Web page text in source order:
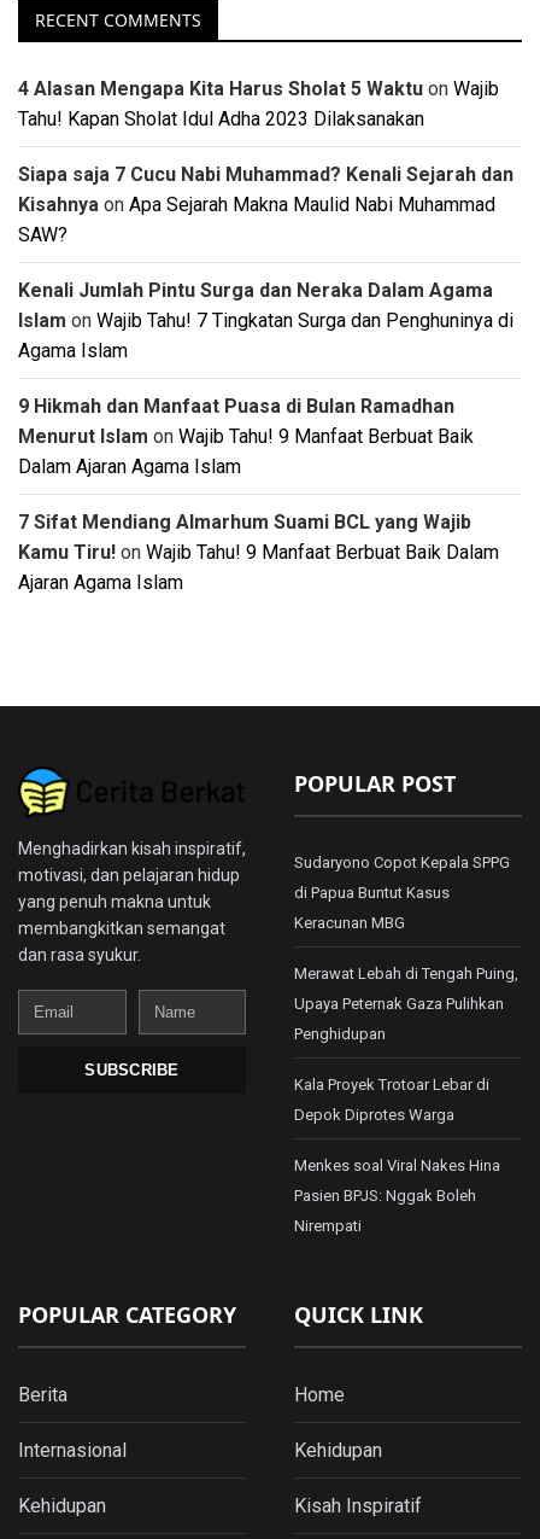
RECENT COMMENTS
4 Alasan Mengapa Kita Harus Sholat 5 Waktu on Wajib
Tahu! Kapan Sholat Idul Adha 2023 Dilaksanakan
Siapa saja 7 Cucu Nabi Muhammad? Kenali Sejarah dan
Kisahnya on Apa Sejarah Makna Maulid Nabi Muhammad
SAW?
Kenali Jumlah Pintu Surga dan Neraka Dalam Agama
Islam on Wajib Tahu! 7 Tingkatan Surga dan Penghuninya di
Agama Islam
9 Hikmah dan Manfaat Puasa di Bulan Ramadhan
Menurut Islam on Wajib Tahu! 9 Manfaat Berbuat Baik
Dalam Ajaran Agama Islam
7 Sifat Mendiang Almarhum Suami BCL yang Wajib
Kamu Tiru! on Wajib Tahu! 9 Manfaat Berbuat Baik Dalam
Ajaran Agama Islam
Menghadirkan kisah inspiratif,
motivasi, dan pelajaran hidup
yang penuh makna untuk
membangkitkan semangat
dan rasa syukur.
Email
Name
SUBSCRIBE
POPULAR POST
Sudaryono Copot Kepala SPPG
di Papua Buntut Kasus
Keracunan MBG
Merawat Lebah di Tengah Puing,
Upaya Peternak Gaza Pulihkan
Penghidupan
Kala Proyek Trotoar Lebar di
Depok Diprotes Warga
Menkes soal Viral Nakes Hina
Pasien BPJS: Nggak Boleh
Nirempati
POPULAR CATEGORY
Berita
Internasional
Kehidupan
QUICK LINK
Home
Kehidupan
Kisah Inspiratif